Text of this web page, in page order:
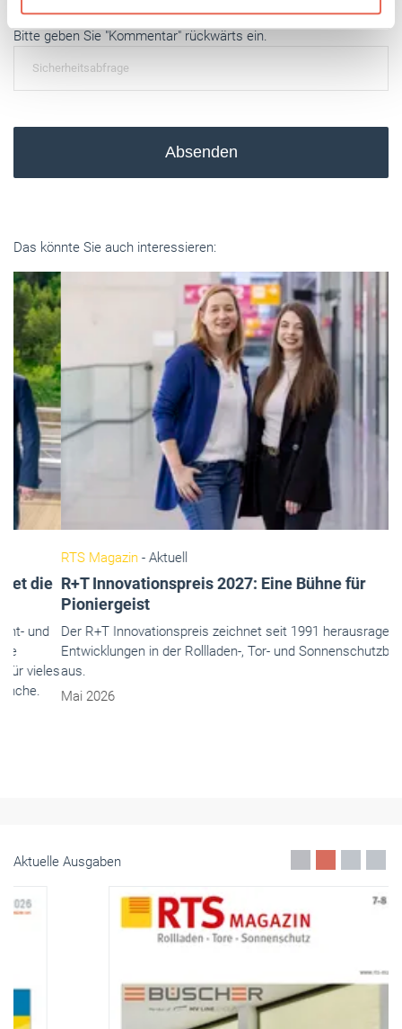
Weitere Informationen:Impressum Datenschutz
Bitte geben Sie "Kommentar" rückwärts ein.
Absenden
Das könnte Sie auch interessieren:
RTS Magazin- Aktuell
R+T Innovationspreis 2027: Eine Bühne für
Pioniergeist
Der R+T Innovationspreis zeichnet seit 1991 herausragende
Entwicklungen in der Rollladen-, Tor- und Sonnenschutzbranche
aus.
Mai 2026